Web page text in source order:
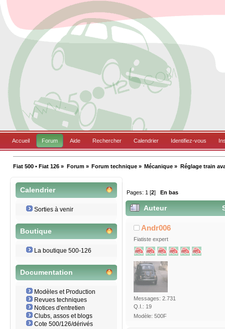
Accueil Forum Aide Rechercher Calendrier Identifiez-vous
Fiat 500 • Fiat 126 » Forum» Forum technique» Mécanique » Réglage train
Calendrier
Sorties à venir
Boutique
La boutique 500-126
Documentation
Modèles et Production
Revues techniques
Notices d'entretien
Clubs, assos et blogs
Cote 500/126/dérivés
Pages: 1 [2] En bas
Auteur
Andr006
Fiatiste expert
Messages: 2.731
Q.I.: 19
Modèle: 500F